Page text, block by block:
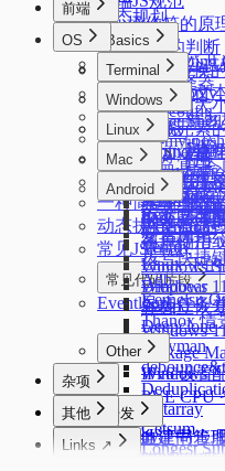
动态规划
树
二叉树最近公
new操作符的原
数据类型的判断
JSON来回转换
实现 call、apply
标签函数
Promise
Console 的使用
Web Worker
一种简洁的添
动态执行的几种
常见JS问题
常见代码片段
异步任务
Deepclone
Lazyman
Flatarray
Getsum
Longest
Eventloop
前端
Basics
css选择器
元素的大
隐藏元素
水平垂直
页面的生
关于 1px
Flex
Code
页面大文
React
React 新
Fiber 架构
React 生
React的严
React的性
Misc
前端模块
DevTools
性能优化
node 版本
客户端指
Network
HTTP1.1
HTTP缓存
浏览器跨
OS
Terminal
Starship
zsh config
zimfw
oh my zsh
Windows
oh-my-posh
磁盘管理
Autostartup
系统/常用
Extensions
Ventoy
Windows
Windows
在独立恢
Windows
Package
Windows
Linux
Alpine 管
sysctl.conf
dpkg 安装
中文字体
简单使用
Linux 下
Dropbear
Swap
Mac
Mac 新环
Android
记录一些
安卓优化
拨号快捷
Adb
Kernelsu
Thanox 情
Other
IPv6 设置
PVE CPU
杂项
开发
uv
conda
acme.sh 证书管
Nginx 反向代理
其他
tabby 自建同步
浏览器优化
Links ↗